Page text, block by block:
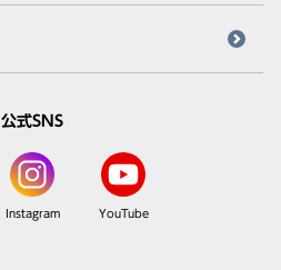
公式SNS
Instagram YouTube